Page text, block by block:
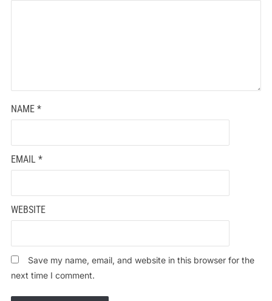
NAME *
EMAIL *
WEBSITE
Save my name, email, and website in this browser for the
next time I comment.